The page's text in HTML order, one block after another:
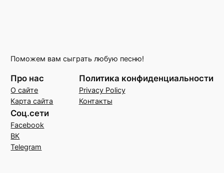
Поможем вам сыграть любую песню!
Про нас
О сайте
Карта сайта
Политика конфиденциальности
Privacy Policy
Контакты
Соц.сети
Facebook
ВК
Telegram